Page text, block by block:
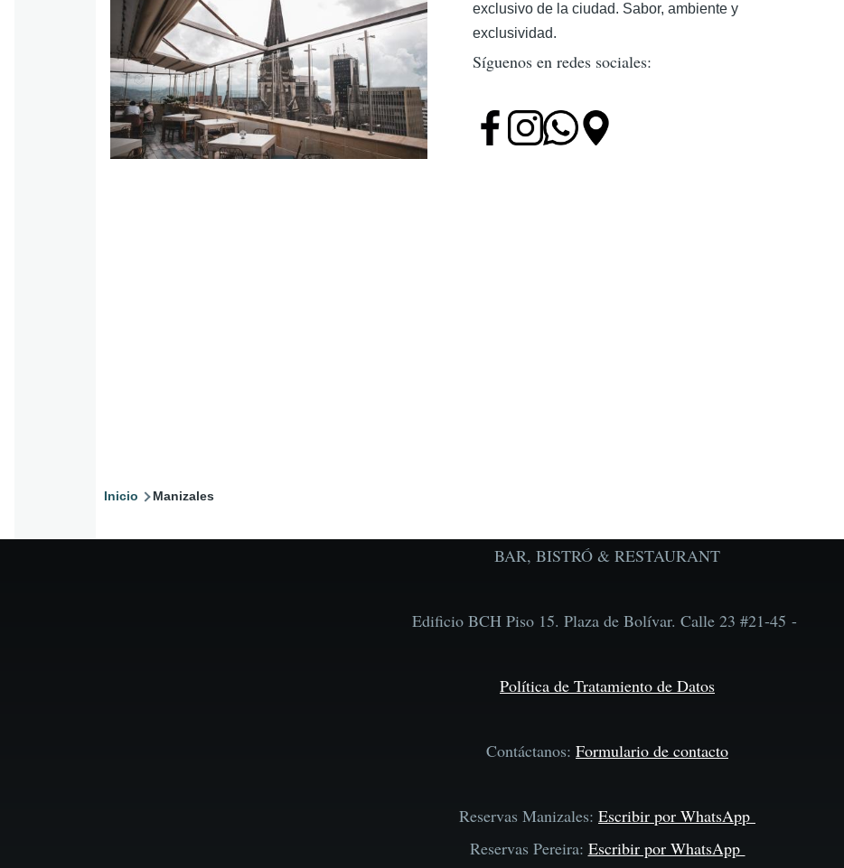
exclusivo de la ciudad. Sabor, ambiente y
exclusividad.
Síguenos en redes sociales:
Ruta
Inicio Manizales
BAR, BISTRÓ & RESTAURANT
Edificio BCH Piso 15. Plaza de Bolívar. Calle 23 #21-45 -
Política de Tratamiento de Datos
Contáctanos: Formulario de contacto
Reservas Manizales: Escribir por WhatsApp
Reservas Pereira: Escribir por WhatsApp